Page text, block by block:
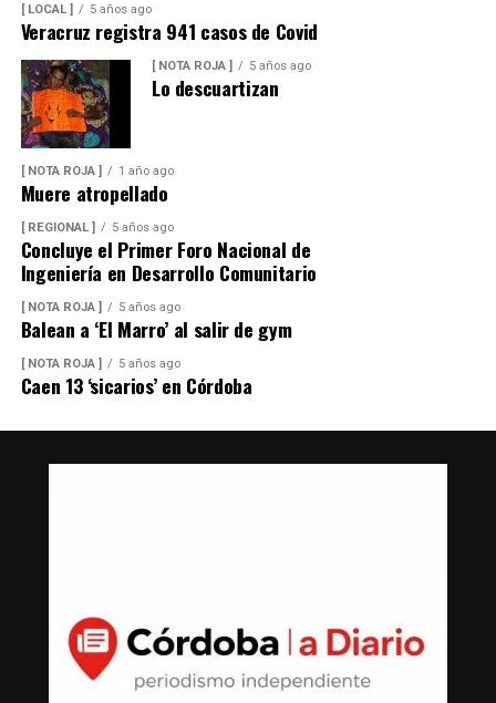
[ LOCAL ] 5 años ago
Veracruz registra 941 casos de Covid
[ NOTA ROJA ] 5 años ago
Lo descuartizan
[ NOTA ROJA ] 1 año ago
Muere atropellado
[ REGIONAL ] 5 años ago
Concluye el Primer Foro Nacional de
Ingeniería en Desarrollo Comunitario
[ NOTA ROJA ] 5 años ago
Balean a ‘El Marro’ al salir de gym
[ NOTA ROJA ] 5 años ago
Caen 13 ‘sicarios’ en Córdoba